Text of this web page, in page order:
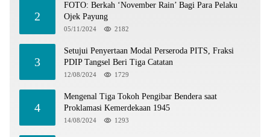
2
FOTO: Berkah ‘November Rain’ Bagi Para Pelaku
Ojek Payung
05/11/2024 2182
3
Setujui Penyertaan Modal Perseroda PITS, Fraksi
PDIP Tangsel Beri Tiga Catatan
12/08/2024 1729
4
Mengenal Tiga Tokoh Pengibar Bendera saat
Proklamasi Kemerdekaan 1945
14/08/2024 1293